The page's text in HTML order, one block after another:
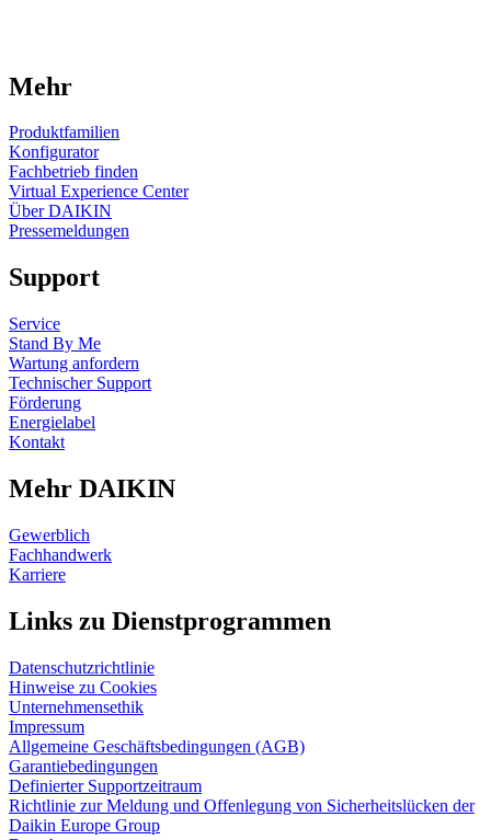
Mehr
Produktfamilien
Konfigurator
Fachbetrieb finden
Virtual Experience Center
Über DAIKIN
Pressemeldungen
Support
Service
Stand By Me
Wartung anfordern
Technischer Support
Förderung
Energielabel
Kontakt
Mehr DAIKIN
Gewerblich
Fachhandwerk
Karriere
Links zu Dienstprogrammen
Datenschutzrichtlinie
Hinweise zu Cookies
Unternehmensethik
Impressum
Allgemeine Geschäftsbedingungen (AGB)
Garantiebedingungen
Definierter Supportzeitraum
Richtlinie zur Meldung und Offenlegung von Sicherheitslücken der
Daikin Europe Group